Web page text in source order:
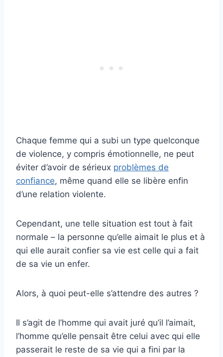
Chaque femme qui a subi un type quelconque
de violence, y compris émotionnelle, ne peut
éviter d’avoir de sérieux problèmes de
confiance, même quand elle se libère enfin
d’une relation violente.
Cependant, une telle situation est tout à fait
normale – la personne qu’elle aimait le plus et à
qui elle aurait confier sa vie est celle qui a fait
de sa vie un enfer.
Alors, à quoi peut-elle s’attendre des autres ?
Il s’agit de l’homme qui avait juré qu’il l’aimait,
l’homme qu’elle pensait être celui avec qui elle
passerait le reste de sa vie qui a fini par la